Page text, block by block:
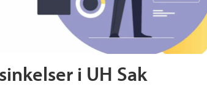
i UH Sak